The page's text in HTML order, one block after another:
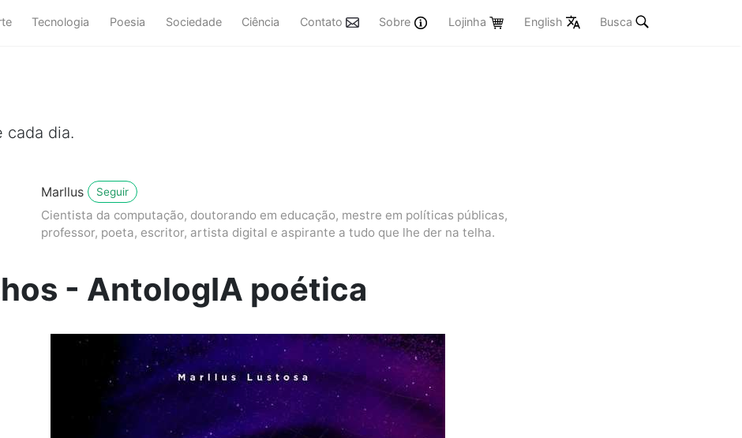
Tecnologia Poesia Sociedade Ciência Contato Sobre Lojinha English Busca
cada dia.
Marllus Seguir
Cientista da computação, doutorando em educação, mestre em políticas públicas,
professor, poeta, escritor, artista digital e aspirante a tudo que lhe der na telha.
- AntologIA poética